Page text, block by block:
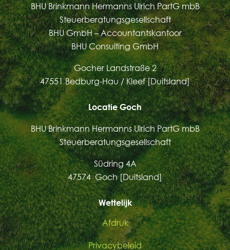
BHU Brinkmann Hermanns Ulrich PartG mbB
Steuerberatungsgesellschaft
BHU GmbH – Accountantskantoor
BHU Consulting GmbH
Gocher Landstraße 2
47551 Bedburg-Hau / Kleef [Duitsland]
Locatie Goch
BHU Brinkmann Hermanns Ulrich PartG mbB
Steuerberatungsgesellschaft
Südring 4A
47574 Goch [Duitsland]
Wettelijk
Afdruk
Privacybeleid